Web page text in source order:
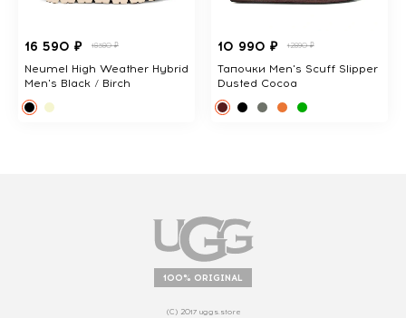
16 590 ₽ 18380 ₽
Neumel High Weather Hybrid
Men's Black / Birch
10 990 ₽ 12890 ₽
Тапочки Men's Scuff Slipper
Dusted Cocoa
100% ORIGINAL
(С) 2017 uggs.store